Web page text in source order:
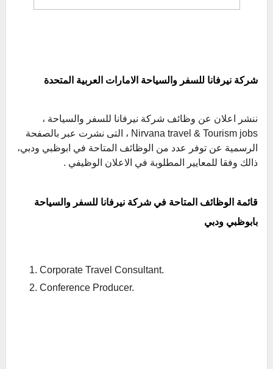
شركة نيرفانا للسفر والسياحة الامارات العربية المتحدة
ننشر اعلان عن وظائف شركة نيرفانا للسفر والسياحة ،
Nirvana travel & Tourism jobs ، التى نشرت عبر بالصفحة
الرسمية عن توفر عدد من الوظائف المتاحة في ابوظبي ودبي،
ذالك وفقا للمعايير المطلوبة في الاعلان الوظيفي .
قائمة الوظائف المتاحة في شركة نيرفانا للسفر والسياحة
بابوظبي ودبي
Corporate Travel Consultant.
Conference Producer.